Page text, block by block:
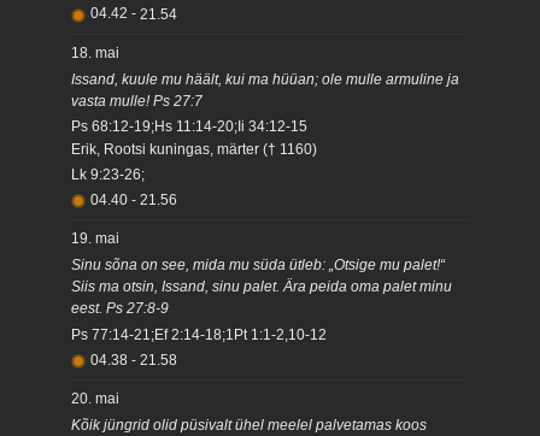
04.42 - 21.54
18. mai
Issand, kuule mu häält, kui ma hüüan; ole mulle armuline ja
vasta mulle! Ps 27:7
Ps 68:12-19;Hs 11:14-20;Ii 34:12-15
Erik, Rootsi kuningas, märter († 1160)
Lk 9:23-26;
04.40 - 21.56
19. mai
Sinu sõna on see, mida mu süda ütleb: „Otsige mu palet!“
Siis ma otsin, Issand, sinu palet. Ära peida oma palet minu
eest. Ps 27:8-9
Ps 77:14-21;Ef 2:14-18;1Pt 1:1-2,10-12
04.38 - 21.58
20. mai
Kõik jüngrid olid püsivalt ühel meelel palvetamas koos